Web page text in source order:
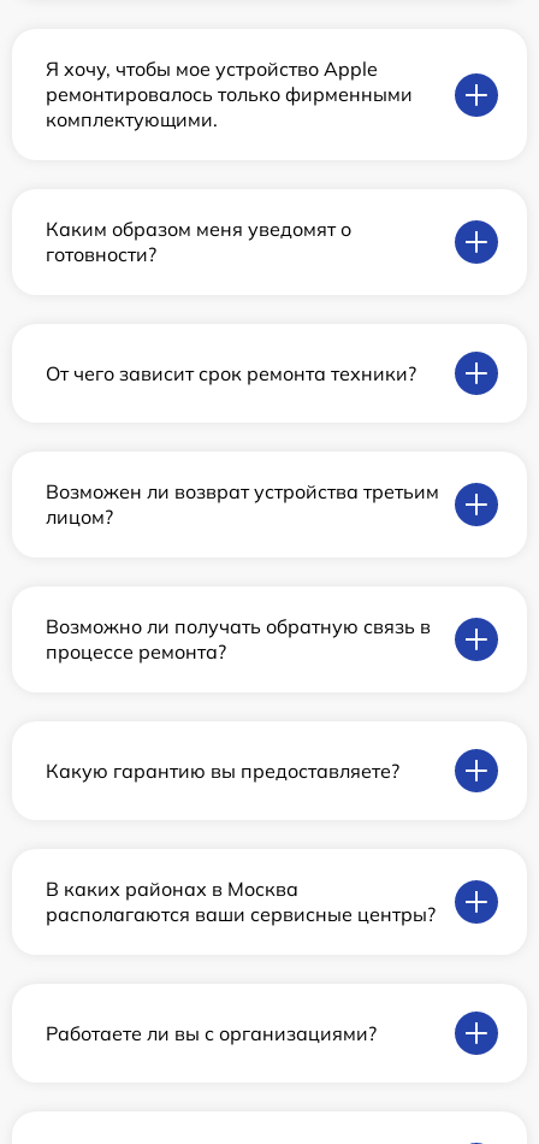
Я хочу, чтобы мое устройство Apple
ремонтировалось только фирменными
комплектующими.
Каким образом меня уведомят о
готовности?
От чего зависит срок ремонта техники?
Возможен ли возврат устройства третьим
лицом?
Возможно ли получать обратную связь в
процессе ремонта?
Какую гарантию вы предоставляете?
В каких районах в Москва
располагаются ваши сервисные центры?
Работаете ли вы с организациями?